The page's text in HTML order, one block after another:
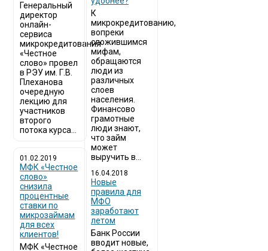
Генеральный
директор
онлайн-
сервиса
микрокредитования
«Честное
слово» провел
в РЭУ им. Г.В.
Плеханова
очередную
лекцию для
участников
второго
потока курса...
01.02.2019
МФК «Честное
слово»
снизила
процентные
ставки по
микрозаймам
для всех
клиентов!
МФК «Честное
К
микрокредитованию,
вопреки
сложившимся
мифам,
обращаются
люди из
различных
слоев
населения.
Финансово
грамотные
люди знают,
что займ
может
выручить в...
16.04.2018
Новые
правила для
МФО
заработают
летом
Банк России
вводит новые,